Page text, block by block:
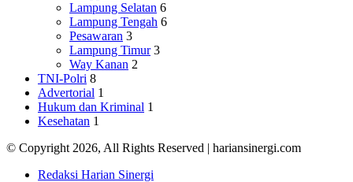
Lampung Selatan 6
Lampung Tengah 6
Pesawaran 3
Lampung Timur 3
Way Kanan 2
TNI-Polri 8
Advertorial 1
Hukum dan Kriminal 1
Kesehatan 1
© Copyright 2026, All Rights Reserved | hariansinergi.com
Redaksi Harian Sinergi